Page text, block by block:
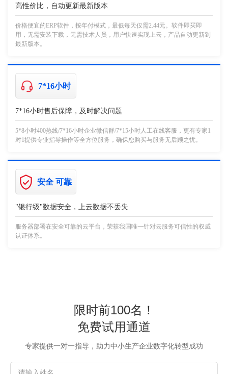
高性价比，自动更新最新版本
价格便宜的ERP软件，按年付模式，最低每天仅需2.44元。软件即买即
用，无需安装下载，无需技术人员，用户快速实现上云，产品自动更新到
最新版本。
7*16小时
7*16小时售后保障，及时解决问题
5*8小时400热线/7*16小时企业微信群/7*15小时人工在线客服，更有专家1
对1提供专业指导操作等全方位服务，确保您购买与服务无后顾之忧。
安全 可靠
"银行级"数据安全，上云数据不丢失
服务器部署在安全可靠的云平台，荣获我国唯一针对云服务可信性的权威
认证体系。
限时前100名！
免费试用通道
专家提供一对一指导，助力中小生产企业数字化转型成功